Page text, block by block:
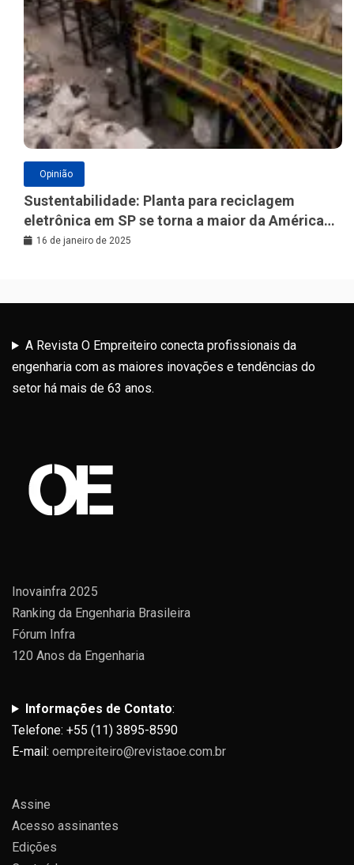
Opinião
Sustentabilidade: Planta para reciclagem
eletrônica em SP se torna a maior da América
Latina
16 de janeiro de 2025
A Revista O Empreiteiro conecta profissionais da
engenharia com as maiores inovações e tendências do
setor há mais de 63 anos.
Inovainfra 2025
Ranking da Engenharia Brasileira
Fórum Infra
120 Anos da Engenharia
Informações de Contato:
Telefone: +55 (11) 3895-8590
E-mail: oempreiteiro@revistaoe.com.br
Assine
Acesso assinantes
Edições